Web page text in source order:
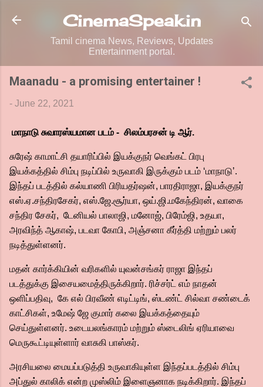
Skip to main content
CinemaSpeak.in
Tamil cinema News, Reviews, Updates
Entertainment portal.
Maanadu - a promising entertainer !
- June 22, 2021
மாநாடு சுவாரஸ்யமான படம் - சிலம்பரசன் டி ஆர்.
சுரேஷ் காமாட்சி தயாரிப்பில் இயக்குநர் வெங்கட் பிரபு
இயக்கத்தில் சிம்பு நடிப்பில் உருவாகி இருக்கும் படம் ‘மாநாடு’.
இந்தப் படத்தில் கல்யாணி பிரியதர்ஷன், பாரதிராஜா, இயக்குநர்
எஸ்.ஏ.சந்திரசேகர், எஸ்.ஜே.சூர்யா, ஒய்.ஜி.மகேந்திரன், வாகை
சந்திர சேகர், டேனியல் பாலாஜி, மனோஜ், பிரேம்ஜி, உதயா,
அரவிந்த் ஆகாஷ், படவா கோபி, அஞ்சனா கீர்த்தி மற்றும் பலர்
நடித்துள்ளனர்.
மதன் கார்க்கியின் வரிகளில் யுவன்சங்கர் ராஜா இந்தப்
படத்துக்கு இசையமைத்திருக்கிறார். ரிச்சர்ட் எம் நாதன்
ஒளிப்பதிவு, கே எல் பிரவீண் எடிட்டிங், ஸ்டண்ட் சில்வா சண்டைக்
காட்சிகள், உமேஷ் ஜே குமார் கலை இயக்கத்தையும்
செய்துள்ளனர். உடையலங்காரம் மற்றும் ஸ்டைலிங் ஏரியாவை
மெருகூட்டியுள்ளார் வாசுகி பாஸ்கர்.
அரசியலை மையப்படுத்தி உருவாகியுள்ள இந்தப்படத்தில் சிம்பு
அப்துல் காலிக் என்ற முஸ்லிம் இளைஞனாக நடிக்கிறார். இந்தப்